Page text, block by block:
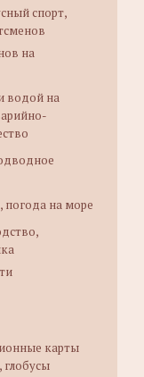
спорт,
на
водой на
погода на море
карты
глобусы